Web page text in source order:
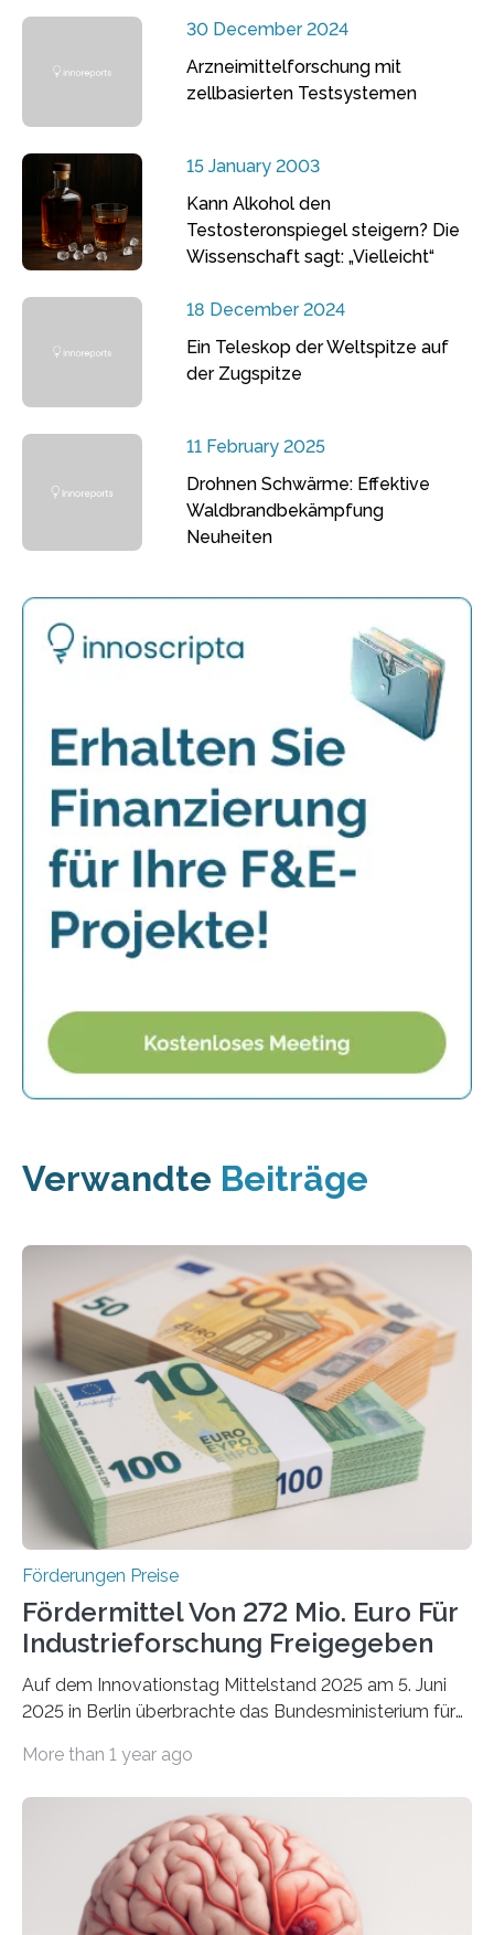
30 December 2024
Arzneimittelforschung mit
zellbasierten Testsystemen
15 January 2003
Kann Alkohol den
Testosteronspiegel steigern? Die
Wissenschaft sagt: „Vielleicht“
18 December 2024
Ein Teleskop der Weltspitze auf
der Zugspitze
11 February 2025
Drohnen Schwärme: Effektive
Waldbrandbekämpfung
Neuheiten
Verwandte Beiträge
Förderungen Preise
Fördermittel Von 272 Mio. Euro Für
Industrieforschung Freigegeben
Auf dem Innovationstag Mittelstand 2025 am 5. Juni
2025 in Berlin überbrachte das Bundesministerium für
Überplanmäßige Verpflichtungsermächtigungen in
Woche vom Haushaltsausschuss freigegeben – unter
anderem zur Unterstützung der
Industrieforschungsprogramme Industrielle
Gemeinschaftsforschung (IGF), Zentrales
Innovationsprogramm Mittelstand (ZIM) und
More than 1 year ago